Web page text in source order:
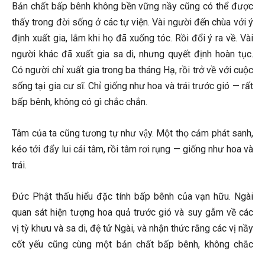
Bản chất bấp bênh không bền vững nầy cũng có thể được
thấy trong đời sống ở các tự viện. Vài người đến chùa với ý
định xuất gia, lắm khi họ đã xuống tóc. Rồi đổi ý ra về. Vài
người khác đã xuất gia sa di, nhưng quyết định hoàn tục.
Có người chỉ xuất gia trong ba tháng Hạ, rồi trở về với cuộc
sống tại gia cư sĩ. Chỉ giống như hoa và trái trước gió — rất
bấp bênh, không có gì chắc chắn.
Tâm của ta cũng tương tự như vậy. Một thọ cảm phát sanh,
kéo tới đẩy lui cái tâm, rồi tâm rơi rụng — giống như hoa và
trái.
Ðức Phật thấu hiểu đặc tính bấp bênh của vạn hữu. Ngài
quan sát hiện tượng hoa quả trước gió và suy gẫm về các
vị tỳ khưu và sa di, đệ tử Ngài, và nhận thức rằng các vị nầy
cốt yếu cũng cùng một bản chất bấp bênh, không chắc